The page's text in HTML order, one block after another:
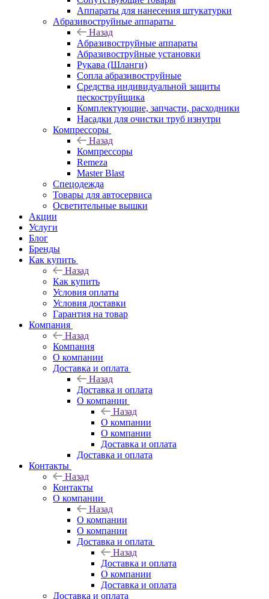
Аппараты для нанесения штукатурки
Aбразивоструйные аппараты
Назад
Aбразивоструйные аппараты
Абразивоструйные установки
Рукава (Шланги)
Сопла абразивоструйные
Средства индивидуальной защиты
пескоструйщика
Комплектующие, запчасти, расходники
Насадки для очистки труб изнутри
Компрессоры
Назад
Компрессоры
Remeza
Master Blast
Спецодежда
Товары для автосервиса
Осветительные вышки
Акции
Услуги
Блог
Бренды
Как купить
Назад
Как купить
Условия оплаты
Условия доставки
Гарантия на товар
Компания
Назад
Компания
О компании
Доставка и оплата
Назад
Доставка и оплата
О компании
Назад
О компании
О компании
Доставка и оплата
Доставка и оплата
Контакты
Назад
Контакты
О компании
Назад
О компании
О компании
Доставка и оплата
Назад
Доставка и оплата
О компании
Доставка и оплата
Доставка и оплата